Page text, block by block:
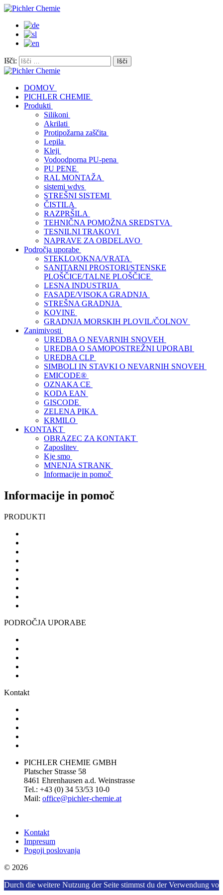
Išči:
DOMOV
PICHLER CHEMIE
Produkti
Silikoni
Akrilati
Protipožarna zaščita
Lepila
Kleji
Vodoodporna PU-pena
PU PENE
RAL MONTAŽA
sistemi wdvs
STREŠNI SISTEMI
ČISTILA
RAZPRŠILA
TEHNIČNA POMOŽNA SREDSTVA
TESNILNI TRAKOVI
NAPRAVE ZA OBDELAVO
Področja uporabe
STEKLO/OKNA/VRATA
SANITARNI PROSTORI/STENSKE
PLOŠČICE/TALNE PLOŠČICE
LESNA INDUSTRIJA
FASADE/VISOKA GRADNJA
STREŠNA GRADNJA
KOVINE
GRADNJA MORSKIH PLOVIL/ČOLNOV
Zanimivosti
UREDBA O NEVARNIH SNOVEH
UREDBA O SAMOPOSTREŽNI UPORABI
UREDBA CLP
SIMBOLI IN STAVKI O NEVARNIH SNOVEH
EMICODE®
OZNAKA CE
KODA EAN
GISCODE
ZELENA PIKA
KRMILO
KONTAKT
OBRAZEC ZA KONTAKT
Zaposlitev
Kje smo
MNENJA STRANK
Informacije in pomoč
Informacije in pomoč
PRODUKTI
PODROČJA UPORABE
Kontakt
PICHLER CHEMIE GMBH
Platscher Strasse 58
8461 Ehrenhausen a.d. Weinstrasse
Tel.: +43 (0) 34 53/53 10-0
Mail: office@pichler-chemie.at
Kontakt
Impresum
Pogoji poslovanja
© 2026
Durch die weitere Nutzung der Seite stimmst du der Verwendung